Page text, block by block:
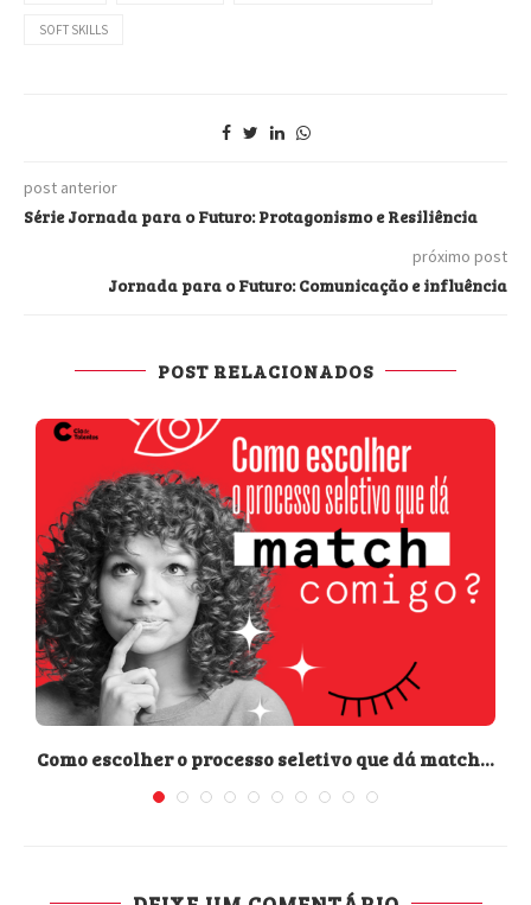
SOFT SKILLS
post anterior
Série Jornada para o Futuro: Protagonismo e Resiliência
próximo post
Jornada para o Futuro: Comunicação e influência
POST RELACIONADOS
Como escolher o processo seletivo que dá match...